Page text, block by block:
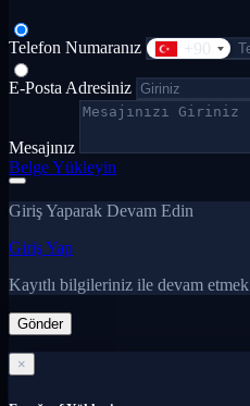
Telefon Numaranız +90
E-Posta Adresiniz
Mesajınız
Belge Yükleyin
Giriş Yaparak Devam Edin
Giriş Yap
Kayıtlı bilgileriniz ile devam
Gönder
×